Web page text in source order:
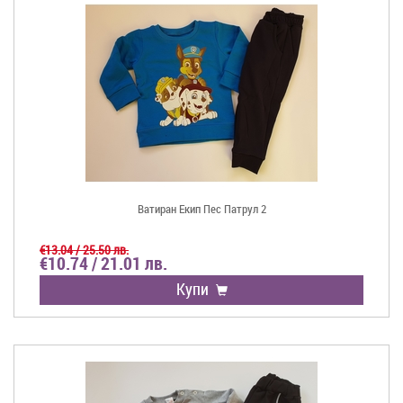
Ватиран Екип Пес Патрул 2
€13.04 / 25.50 лв.
€10.74 / 21.01 лв.
Купи